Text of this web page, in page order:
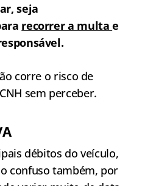
seja
recorrer a multae
corre o risco de
sem perceber.
débitos do veículo,
confuso também, por